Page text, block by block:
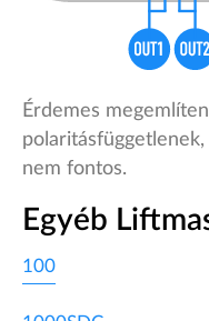
Érdemes
nem fontos.
Egyéb
100